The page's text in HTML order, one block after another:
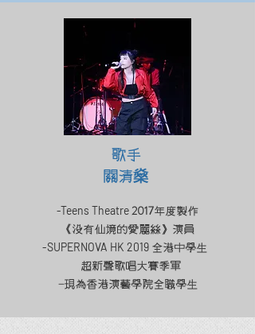
歌手
關清燊
-Teens Theatre2017年度製作
《沒有仙境的愛麗絲》演員
-SUPERNOVA HK 2019 全港中學生
超新聲歌唱大賽季軍
-現為香港演藝學院全職學生